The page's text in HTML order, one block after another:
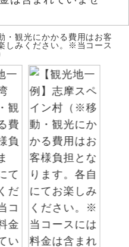
・観光にかかる費用はお客
しみください。※当コース
ルに大浴場が付いています。
事が付いていますので、お食
いりません。（機内食を除
ゆっくりとお召し上がりいた
気にせず、ガイドさんの説明
聞くことができます。
出発可能な個人型プランで
なります。
すので、コールセ
お申し込みはでき